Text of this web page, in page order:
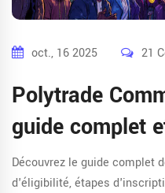
oct., 16 2025 21
Polytrade
guide complet
Découvrez le guide complet
d'éligibilité, étapes